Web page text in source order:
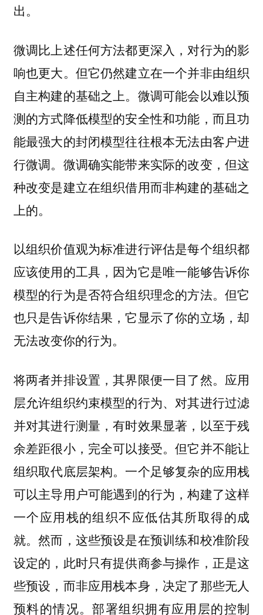
出。
微调比上述任何方法都更深入，对行为的影
响也更大。但它仍然建立在一个并非由组织
自主构建的基础之上。微调可能会以难以预
测的方式降低模型的安全性和功能，而且功
能最强大的封闭模型往往根本无法由客户进
行微调。微调确实能带来实际的改变，但这
种改变是建立在组织借用而非构建的基础之
上的。
以组织价值观为标准进行评估是每个组织都
应该使用的工具，因为它是唯一能够告诉你
模型的行为是否符合组织理念的方法。但它
也只是告诉你结果，它显示了你的立场，却
无法改变你的行为。
将两者并排设置，其界限便一目了然。应用
层允许组织约束模型的行为、对其进行过滤
并对其进行测量，有时效果显著，以至于残
余差距很小，完全可以接受。但它并不能让
组织取代底层架构。一个足够复杂的应用栈
可以主导用户可能遇到的行为，构建了这样
一个应用栈的组织不应低估其所取得的成
就。然而，这些预设是在预训练和校准阶段
设定的，此时只有提供商参与操作，正是这
些预设，而非应用栈本身，决定了那些无人
预料的情况。部署组织拥有应用层的控制